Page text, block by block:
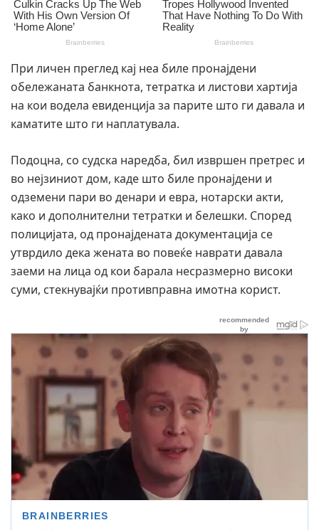
При личен преглед кај неа биле пронајдени
обележаната банкнота, тетратка и листови хартија
на кои водела евиденција за парите што ги давала и
каматите што ги наплатувала.
Подоцна, со судска наредба, бил извршен претрес и
во нејзиниот дом, каде што биле пронајдени и
одземени пари во денари и евра, нотарски акти,
како и дополнителни тетратки и белешки. Според
полицијата, од пронајдената документација се
утврдило дека жената во повеќе наврати давала
заеми на лица од кои барала несразмерно високи
суми, стекнувајќи противправна имотна корист.